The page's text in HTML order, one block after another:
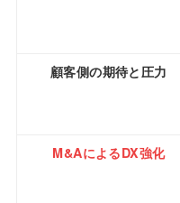
顧客側の期待と圧力
M&AによるDX強化